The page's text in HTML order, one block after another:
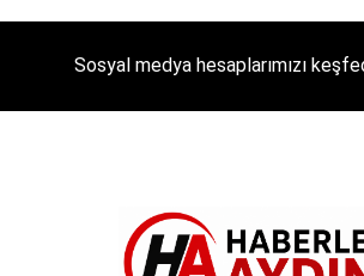
Sosyal medya hesaplarımızı